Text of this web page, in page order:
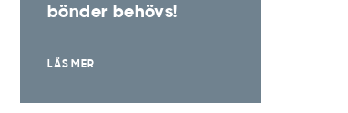
bönder behövs!
LÄS MER